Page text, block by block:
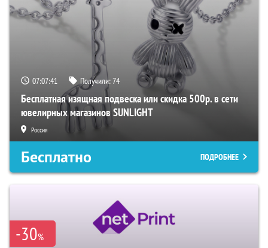
07:07:40 Получили:74
Бесплатная изящная подвеска или скидка 500р. в сети
ювелирных магазинов SUNLIGHT
Россия
Бесплатно ПОДРОБНЕЕ
-30%